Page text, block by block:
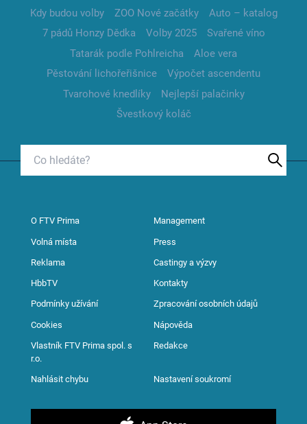
Kdy budou volby
ZOO Nové začátky
Auto – katalog
7 pádů Honzy Dědka
Volby 2025
Svařené víno
Tatarák podle Pohlreicha
Aloe vera
Pěstování lichořeřišnice
Výpočet ascendentu
Tvarohové knedlíky
Nejlepší palačinky
Švestkový koláč
O FTV Prima Management
Volná místa Press
Reklama Castingy a výzvy
HbbTV Kontakty
Podmínky užívání Zpracování osobních údajů
Cookies Nápověda
Vlastník FTV Prima spol. s
r.o.
Redakce
Nahlásit chybu Nastavení soukromí